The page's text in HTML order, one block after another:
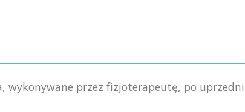
wykonywane przez fizjoterapeutę, po